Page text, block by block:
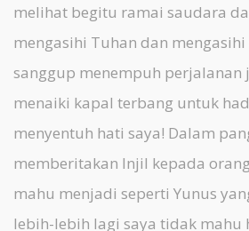
melihat begitu ramai saudara
mengasihi Tuhan dan
sanggup menempuh perjalanan
menaiki kapal terbang untuk
menyentuh hati saya! Dalam
memberitakan Injil kepada
mahu menjadi seperti Yunus
lebih-lebih lagi saya tidak mahu